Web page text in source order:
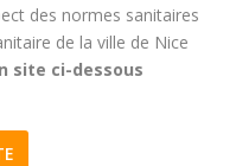
des normes sanitaires
de la ville de Nice
site ci-dessous